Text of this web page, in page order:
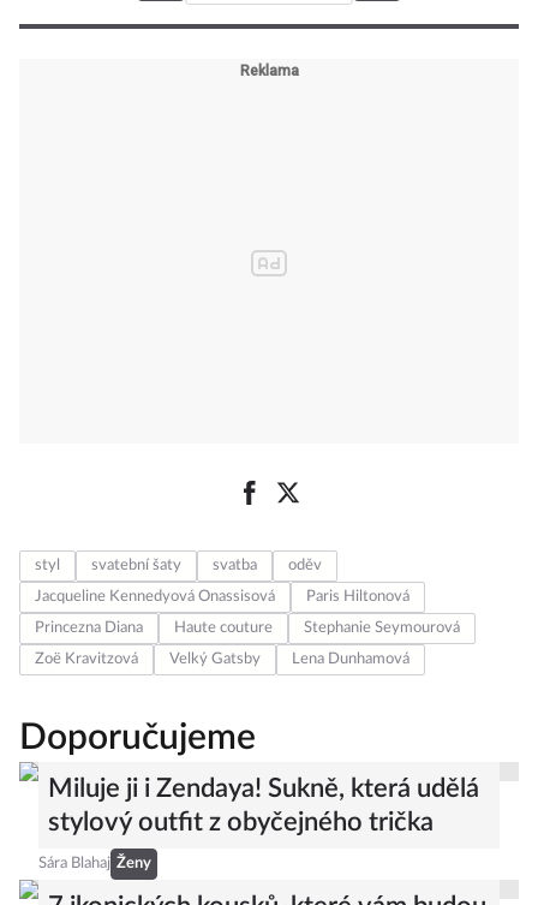
styl svatební šaty svatba
oděv
Jacqueline Kennedyová Onassisová
Paris Hiltonová
Princezna Diana
Haute couture
Stephanie Seymourová
Zoë Kravitzová
Velký Gatsby Lena Dunhamová
Doporučujeme
Miluje ji i Zendaya! Sukně, která udělá
stylový outfit z obyčejného trička
Ženy